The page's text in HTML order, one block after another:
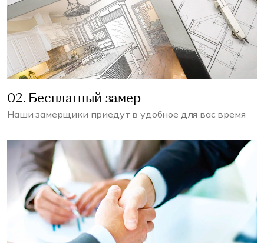
02. Бесплатный замер
Наши замерщики приедут в удобное для вас время